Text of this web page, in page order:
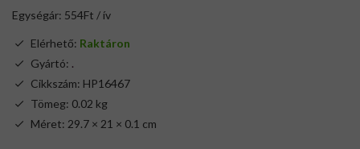
Egységár: 554Ft / ív
Elérhető: Raktáron
Gyártó: .
Cikkszám: HP16467
Tömeg: 0.02 kg
Méret: 29.7 × 21 × 0.1 cm